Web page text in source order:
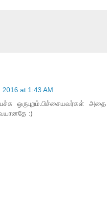
at 1:43 AM
ஒருபுறம்.பிச்சையவர்கள் அதை
:)